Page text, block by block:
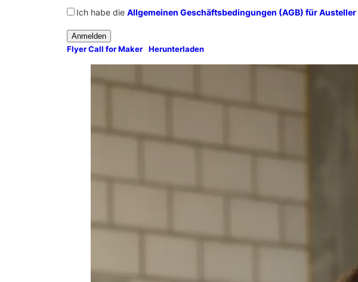
Ich habe die Allgemeinen Geschäftsbedingungen (AGB) für Austeller
Anmelden
Flyer Call for Maker Herunterladen